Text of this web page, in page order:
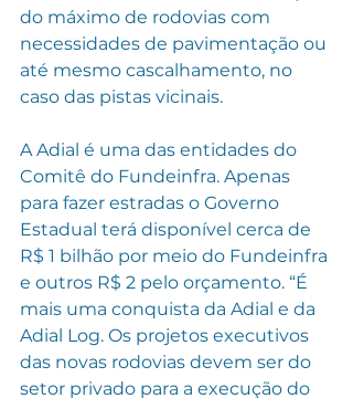
do máximo de rodovias com
necessidades de pavimentação ou
até mesmo cascalhamento, no
caso das pistas vicinais.
A Adial é uma das entidades do
Comitê do Fundeinfra. Apenas
para fazer estradas o Governo
Estadual terá disponível cerca de
R$ 1 bilhão por meio do Fundeinfra
e outros R$ 2 pelo orçamento. “É
mais uma conquista da Adial e da
Adial Log. Os projetos executivos
das novas rodovias devem ser do
setor privado para a execução do